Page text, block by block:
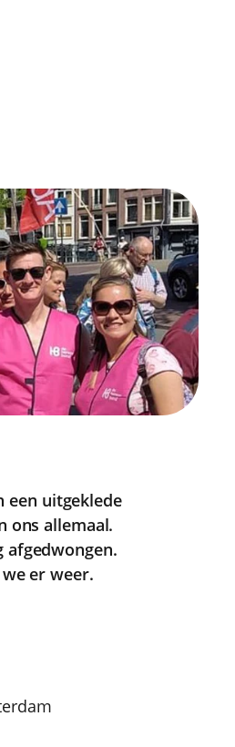
een uitgeklede
ons allemaal.
afgedwongen.
er weer.